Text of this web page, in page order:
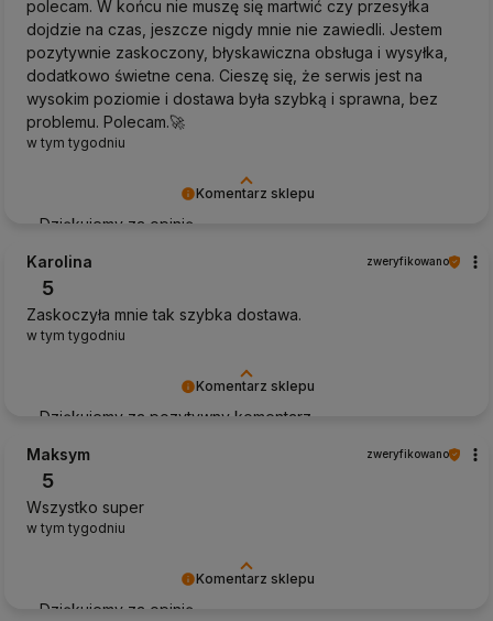
Komentarz sklepu
Dziękujemy za opinię
polecam. W końcu nie muszę się martwić czy przesyłka
dojdzie na czas, jeszcze nigdy mnie nie zawiedli. Jestem
pozytywnie zaskoczony, błyskawiczna obsługa i wysyłka,
dodatkowo świetne cena. Cieszę się, że serwis jest na
wysokim poziomie i dostawa była szybką i sprawna, bez
problemu. Polecam.🚀
w tym tygodniu
Komentarz sklepu
Dziękujemy za pozytywny komentarz
Karolina zweryfikowano
5
Zaskoczyła mnie tak szybka dostawa.
w tym tygodniu
Komentarz sklepu
Dziękujemy za opinię
Maksym zweryfikowano
5
Wszystko super
w tym tygodniu